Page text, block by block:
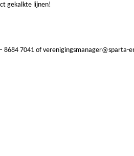
gekalkte lijnen!
8684 7041 of